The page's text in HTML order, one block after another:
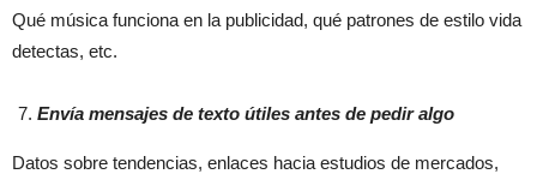
Qué música funciona en la publicidad, qué patrones de estilo vida
detectas, etc.
Envía mensajes de texto útiles antes de pedir algo
Datos sobre tendencias, enlaces hacia estudios de mercados,